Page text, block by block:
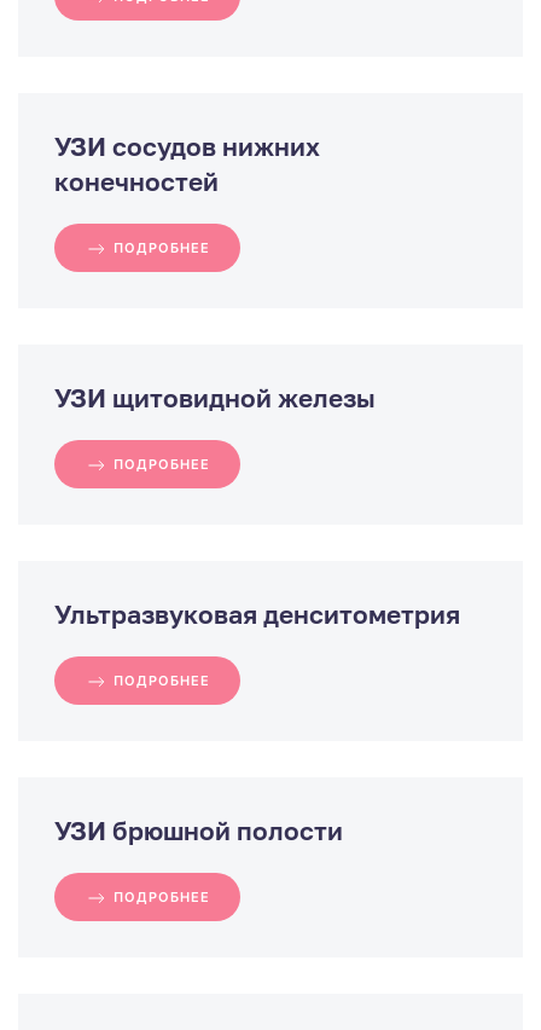
УЗИ сосудов нижних
конечностей
ПОДРОБНЕЕ
УЗИ щитовидной железы
ПОДРОБНЕЕ
Ультразвуковая денситометрия
ПОДРОБНЕЕ
УЗИ брюшной полости
ПОДРОБНЕЕ